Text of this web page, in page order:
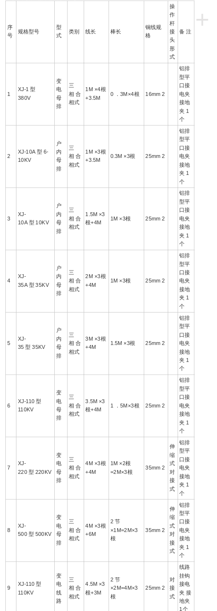
+
序
号
规格型号
型
式
类别 线长 棒长
铜线规
格
操
作
杆
接
头
形
式
备 注
1
XJ-1 型
380V
变
电
母
排
三
相 合
相式
1M ×4根
+3.5M
0 ．3M×4根 16mm 2
铝排
型平
口接
电夹
接地
夹 1
个
2
XJ-10A 型 6-
10KV
户
内
母
排
三
相 合
相式
1M ×3根
+3.5M
0.3M ×3根 25mm 2
铝排
型平
口接
电夹
接地
夹 1
个
3
XJ-
10A 型 10KV
户
内
母
排
三
相 合
相式
1.5M ×3
根+4M
1M ×3根 25mm 2
铝排
型平
口接
电夹
接地
夹 1
个
4
XJ-
35A 型 35KV
户
内
母
排
三
相 合
相式
2M ×3根
+4M
1M ×3根 25mm 2
铝排
型平
口接
电夹
接地
夹 1
个
5
XJ-
35 型 35KV
户
内
母
排
三
相 合
相式
3M ×3根
+4M
1.5M ×3根 25mm 2
铝排
型平
口接
电夹
接地
夹 1
个
6
XJ-110 型
110KV
变
电
母
排
三
相 合
相式
3.5M ×3
根+4M
1 ．5M×3根 25mm 2
铝排
型平
口接
电夹
接地
夹 1
个
7
XJ-
220 型 220KV
变
电
母
排
三
相 合
相式
4M ×3根
+4M
1M ×2根
=2M×3根
35mm 2
伸
缩
式
对
接
式
铝排
型平
口接
电夹
接地
夹 1
个
8
XJ-
500 型 500KV
变
电
母
排
三
相 合
相式
4M ×3根
+6M
2 节
×1M=2M×3
根
35mm 2
伸
缩
式
对
接
式
铝排
型平
口接
电夹
接地
夹 1
个
9
XJ-110 型
110KV
变
电
线
路
三
相 合
相式
4.5M ×3
根+3M
2 节
×2M=4M×3
根
25mm 2
对
接
式
线路
挂钩
接电
夹 接
地夹
1个